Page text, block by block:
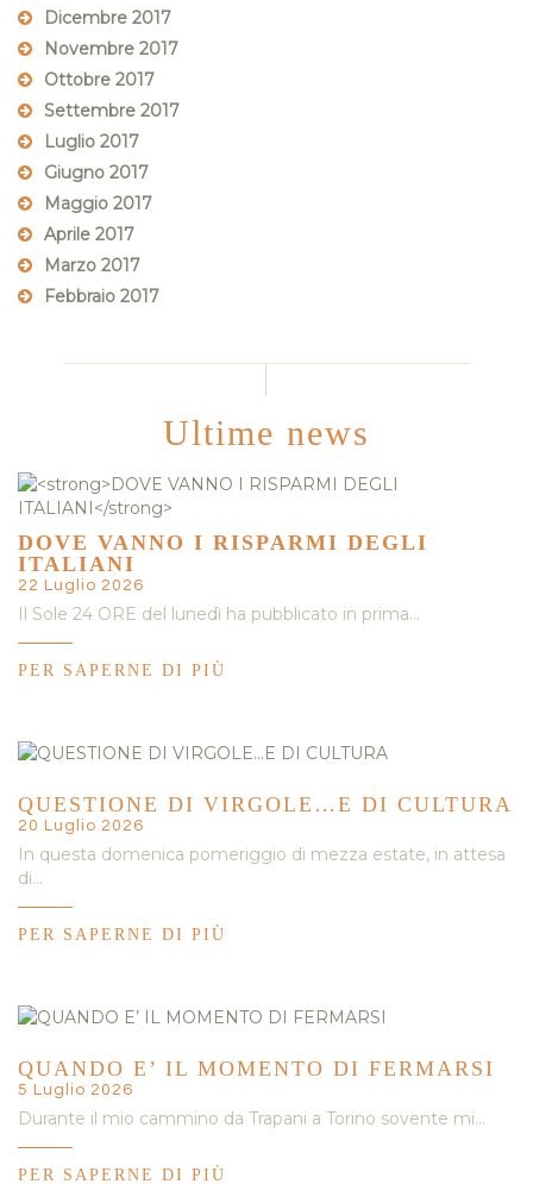
Dicembre 2017
Novembre 2017
Ottobre 2017
Settembre 2017
Luglio 2017
Giugno 2017
Maggio 2017
Aprile 2017
Marzo 2017
Febbraio 2017
Ultime news
DOVE VANNO I RISPARMI DEGLI
ITALIANI
22 Luglio 2026
Il Sole 24 ORE del lunedì ha pubblicato in prima…
PER SAPERNE DI PIÙ
QUESTIONE DI VIRGOLE…E DI CULTURA
20 Luglio 2026
In questa domenica pomeriggio di mezza estate, in attesa
di…
PER SAPERNE DI PIÙ
QUANDO E’ IL MOMENTO DI FERMARSI
5 Luglio 2026
Durante il mio cammino da Trapani a Torino sovente mi…
PER SAPERNE DI PIÙ